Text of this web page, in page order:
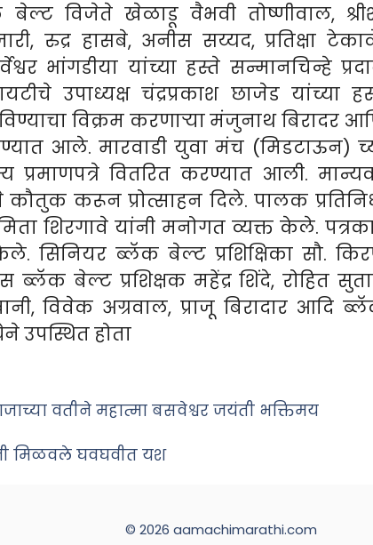
विजेते खेळाडू वैभवी तोष्णीवाल,
रुद्र हासबे, अनीस सय्यद, प्रतिक्षा
भांगडीया यांच्या हस्ते सन्मानचिन्हे
उपाध्यक्ष चंद्रप्रकाश छाजेड यांच्या
विक्रम करणार्‍या मंजुनाथ बिरादर
आले. मारवाडी युवा मंच (मिडटाऊन)
प्रमाणपत्रे वितरित करण्यात आली.
करून प्रोत्साहन दिले. पालक
शिरगावे यांनी मनोगत व्यक्त केले.
सिनियर ब्लॅक बेल्ट प्रशिक्षिका सौ.
बेल्ट प्रशिक्षक महेंद्र शिंदे, रोहित
विवेक अग्रवाल, प्राजू बिरादार आदि
उपस्थित होता
वतीने महात्मा बसवेश्वर जयंती भक्तिमय
मिळवले घवघवीत यश
© 2026 aamachimarathi.com